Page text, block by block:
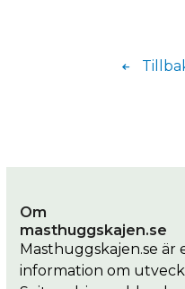
Om
masthuggskajen.se
Masthuggskajen.se är
information om